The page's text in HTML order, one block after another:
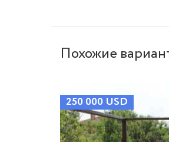
Похожие
250 000 USD